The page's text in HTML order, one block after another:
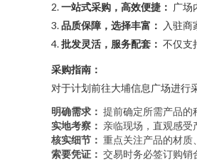
2.一站式采购，高效便捷： 广场
3.品质保障，选择丰富：
入驻商
4.批发灵活，服务配套： 不仅支
采购指南：
对于计划前往大埔信息广场进行
明确需求： 提前确定所需产品的
实地考察： 亲临现场，直观感受
核实细节： 重点关注产品的材质
索要凭证： 交易时务必签订购销